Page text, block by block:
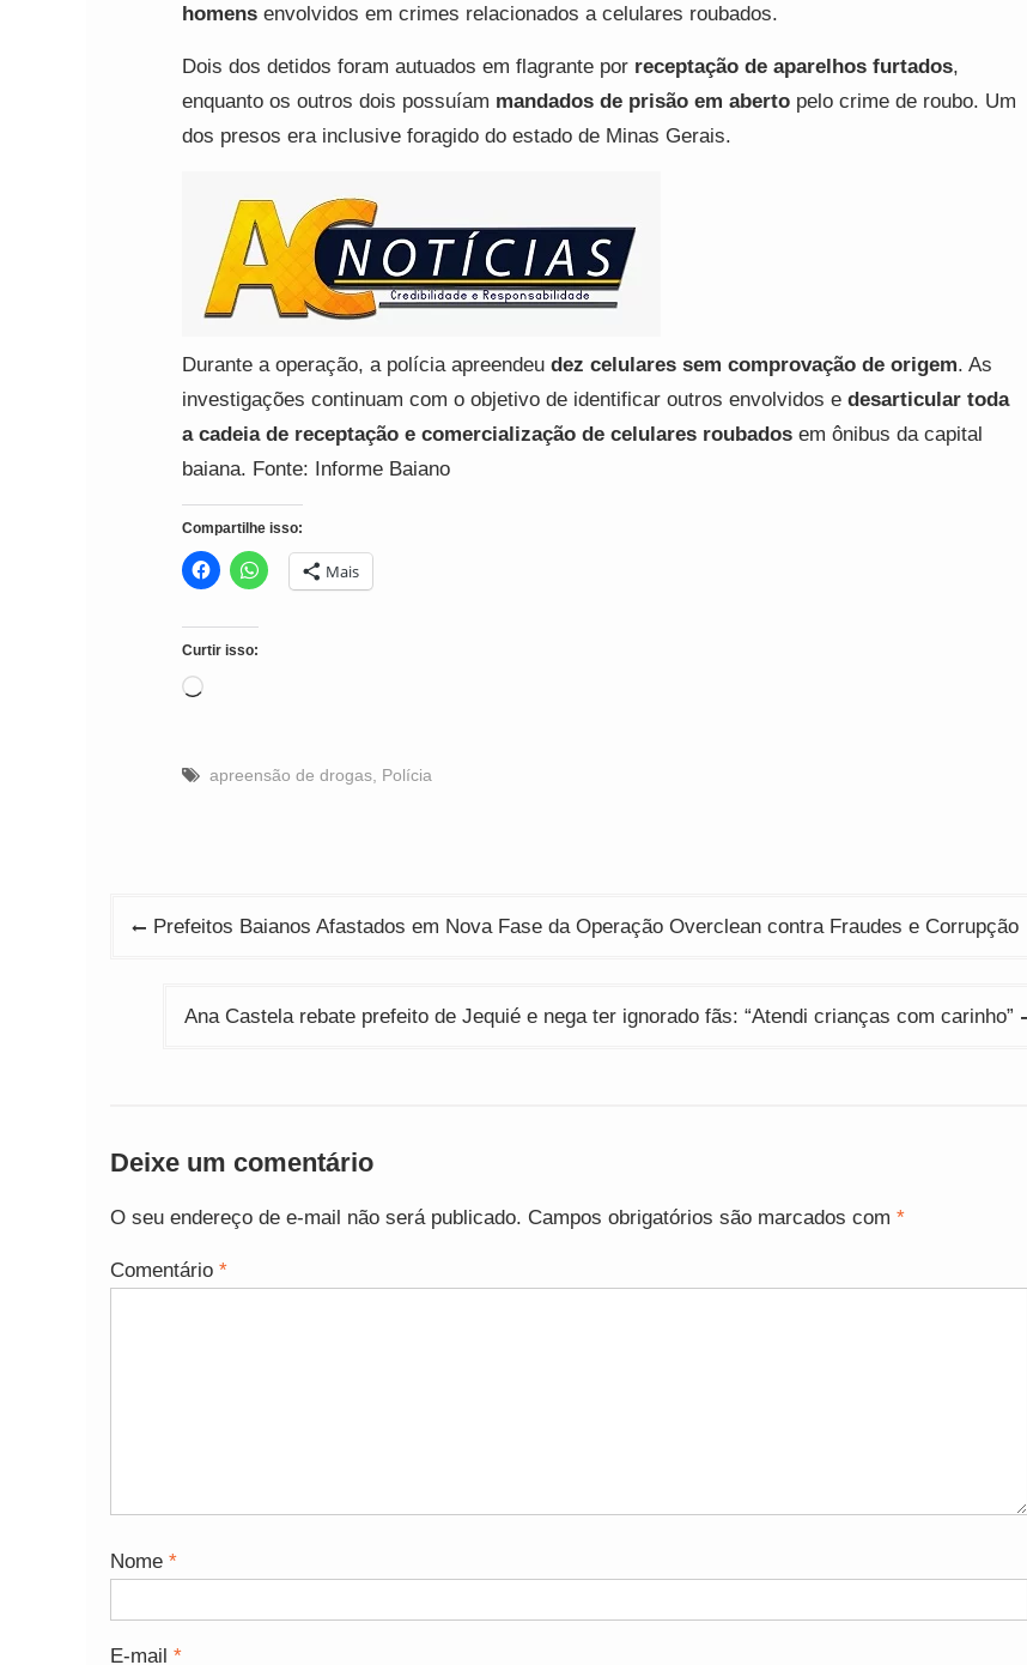
homens envolvidos em crimes relacionados a celulares roubados.
Dois dos detidos foram autuados em flagrante por receptação de aparelhos furtados,
enquanto os outros dois possuíam mandados de prisão em aberto pelo crime de roubo. Um
dos presos era inclusive foragido do estado de Minas Gerais.
Durante a operação, a polícia apreendeu dez celulares sem comprovação de origem. As
investigações continuam com o objetivo de identificar outros envolvidos e desarticular toda
a cadeia de receptação e comercialização de celulares roubados em ônibus da capital
baiana. Fonte: Informe Baiano
Compartilhe isso:
Mais
Curtir isso:
Carregando...
apreensão de drogas Polícia
Navegação
Prefeitos Baianos Afastados em Nova Fase da Operação Overclean contra Fraudes e Corrupção
Ana Castela rebate prefeito de Jequié e nega ter ignorado fãs: “Atendi crianças com carinho”
Deixe um comentário
O seu endereço de e-mail não será publicado. Campos obrigatórios são marcados com *
Comentário *
Nome *
E-mail *